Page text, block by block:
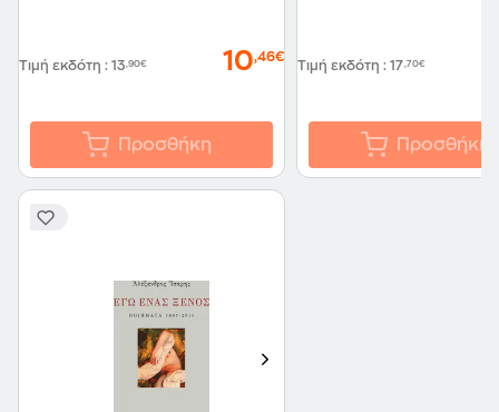
Τιμή εκδότη : 13,90€ 10,46€
Προσθήκη
Τιμή εκδότη : 17,70€
Προσθήκη